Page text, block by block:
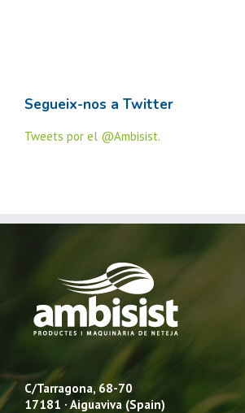
Segueix-nos a Twitter
Tweets por el @Ambisist.
C/Tarragona, 68-70
17181 · Aiguaviva (Spain)